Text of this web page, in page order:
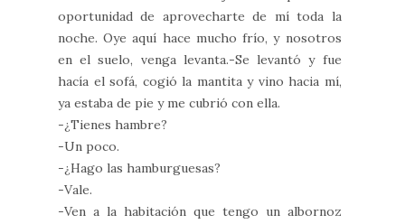
oportunidad de aprovecharte de mí toda la
noche. Oye aquí hace mucho frío, y nosotros
en el suelo, venga levanta.-Se levantó y fue
hacía el sofá, cogió la mantita y vino hacia mí,
ya estaba de pie y me cubrió con ella.
-¿Tienes hambre?
-Un poco.
-¿Hago las hamburguesas?
-Vale.
-Ven a la habitación que tengo un albornoz